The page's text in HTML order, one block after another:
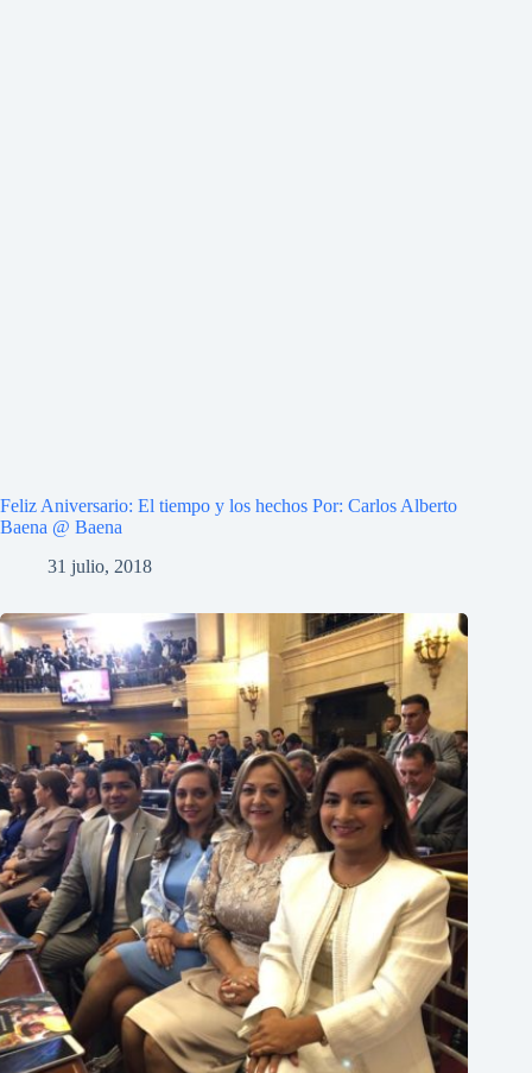
Feliz Aniversario: El tiempo y los hechos Por: Carlos Alberto
Baena @ Baena
31 julio, 2018